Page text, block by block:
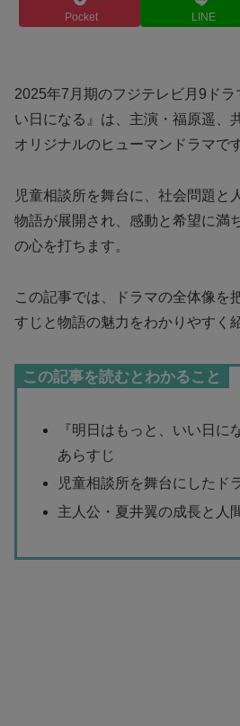
Pocket LINE
2025年7月期のフジテレビ月9ド
い日になる』は、主演・福原遥、
オリジナルのヒューマンドラマです
児童相談所を舞台に、社会問題と
物語が展開され、感動と希望に満
の心を打ちます。
この記事では、ドラマの全体像を
すじと物語の魅力をわかりやすく
この記事を読むとわかること
『明日はもっと、いい日に
あらすじ
児童相談所を舞台にしたド
主人公・夏井翼の成長と人